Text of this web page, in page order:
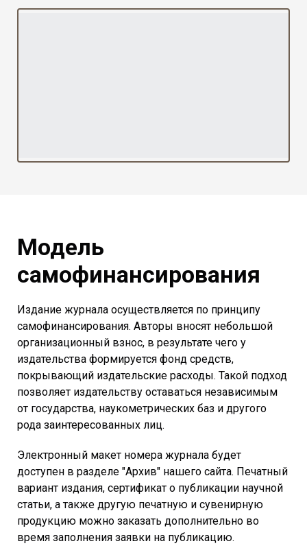
Модель
самофинансирования
Издание журнала осуществляется по принципу
самофинансирования. Авторы вносят небольшой
организационный взнос, в результате чего у
издательства формируется фонд средств,
покрывающий издательские расходы. Такой подход
позволяет издательству оставаться независимым
от государства, наукометрических баз и другого
рода заинтересованных лиц.
Электронный макет номера журнала будет
доступен в разделе "Архив" нашего сайта. Печатный
вариант издания, сертификат о публикации научной
статьи, а также другую печатную и сувенирную
продукцию можно заказать дополнительно во
время заполнения заявки на публикацию.